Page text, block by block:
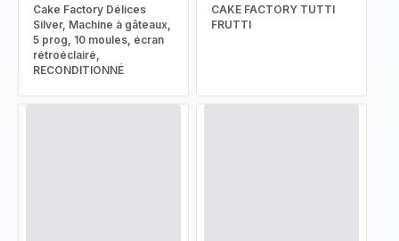
Cake Factory Délices
Silver, Machine à gâteaux,
5 prog, 10 moules, écran
rétroéclairé,
RECONDITIONNÉ
CAKE FACTORY TUTTI
FRUTTI